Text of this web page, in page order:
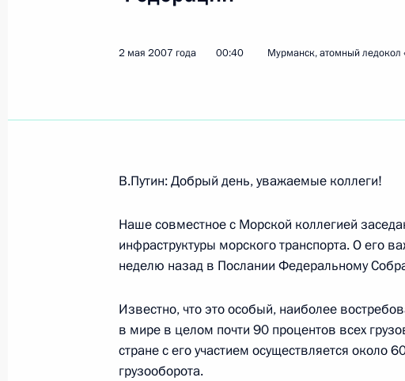
Показать
Начало рабочей встречи с председателем
3 мая 2007 года, 19:36 Ново-Огарево
2 мая 2007 года 00:40 Мурманск, атомный ледокол
В.Путин: Добрый день, уважаемые коллеги!
Наше совместное с Морской коллегией
инфраструктуры морского транспорта. О его
неделю назад в Послании Федеральному
Известно, что это особый, наиболее
в мире в целом почти 90 процентов всех
стране с его участием осуществляется около
грузооборота.